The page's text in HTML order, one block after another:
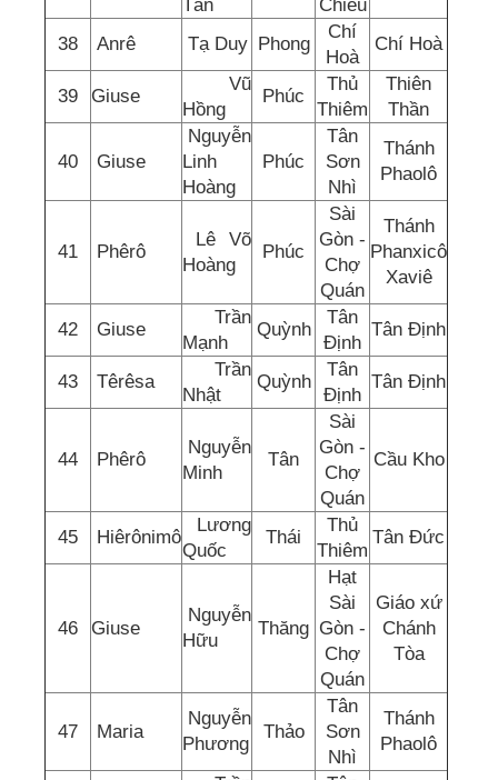
Tấn Chiếu
38 Anrê Tạ Duy Phong
Chí
Hoà
Chí Hoà
39 Giuse
Vũ
Hồng
Phúc
Thủ
Thiêm
Thiên
Thần
40 Giuse
Nguyễn
Linh
Hoàng
Phúc
Tân
Sơn
Nhì
Thánh
Phaolô
41 Phêrô
Lê Võ
Hoàng
Phúc
Sài
Gòn -
Chợ
Quán
Thánh
Phanxicô
Xaviê
42 Giuse
Trần
Mạnh
Quỳnh
Tân
Định
Tân Định
43 Têrêsa
Trần
Nhật
Quỳnh
Tân
Định
Tân Định
44 Phêrô
Nguyễn
Minh
Tân
Sài
Gòn -
Chợ
Quán
Cầu Kho
45 Hiêrônimô
Lương
Quốc
Thái
Thủ
Thiêm
Tân Đức
46 Giuse
Nguyễn
Hữu
Thăng
Hạt
Sài
Gòn -
Chợ
Quán
Giáo xứ
Chánh
Tòa
47 Maria
Nguyễn
Phương
Thảo
Tân
Sơn
Nhì
Thánh
Phaolô